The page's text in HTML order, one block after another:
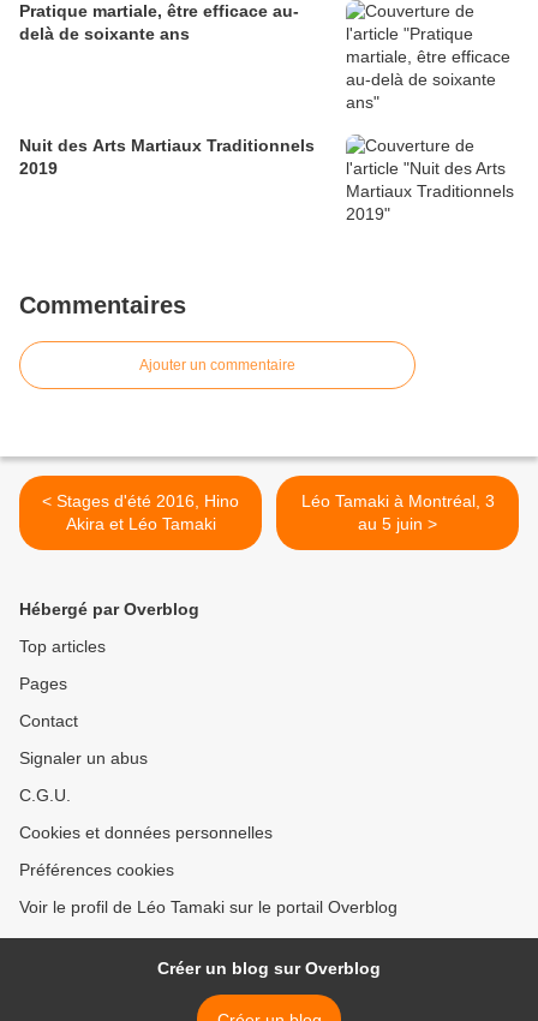
Pratique martiale, être efficace au-
delà de soixante ans
Nuit des Arts Martiaux Traditionnels
2019
Commentaires
Ajouter un commentaire
< Stages d'été 2016, Hino
Akira et Léo Tamaki
Léo Tamaki à Montréal, 3
au 5 juin >
Hébergé par Overblog
Top articles
Pages
Contact
Signaler un abus
C.G.U.
Cookies et données personnelles
Préférences cookies
Voir le profil de Léo Tamaki sur le portail Overblog
Créer un blog sur Overblog